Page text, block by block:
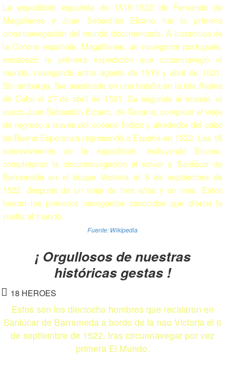
La expedición española de 1519-1522 de Fernando de
Magallanes y Juan Sebastián Elcano fue la primera
circunnavegación del mundo documentada. A instancias de
la Corona española, Magallanes, un navegante portugués,
encabezó la primera expedición que circunnavegó el
mundo, navegando entre agosto de 1519 y abril de 1521.
Sin embargo, fue asesinado en una batalla en la isla filipina
de Cebú el 27 de abril de 1521. Su segundo al mando, el
vasco Juan Sebastián Elcano, de Getaria, completó el viaje
de regreso a través del océano Índico y alrededor del cabo
de Buena Esperanza regresando a España en 1522. Los 18
sobrevivientes de la expedición, incluyendo Elcano,
completaron la circunnavegación al volver a Sanlúcar de
Barrameda en el buque Victoria el 8 de septiembre de
1522, después de un viaje de tres años y un mes. Estos
fueron los primeros navegantes conocidos que dieron la
vuelta al mundo.
Fuente: Wikipedia
¡ Orgullosos de nuestras
históricas gestas !
18 HEROES
Estos son los dieciocho hombres que recalaron en
Sanlúcar de Barrameda a bordo de la nao Victoria el 6
de septiembre de 1522, tras circunnavegar por vez
primera El Mundo.